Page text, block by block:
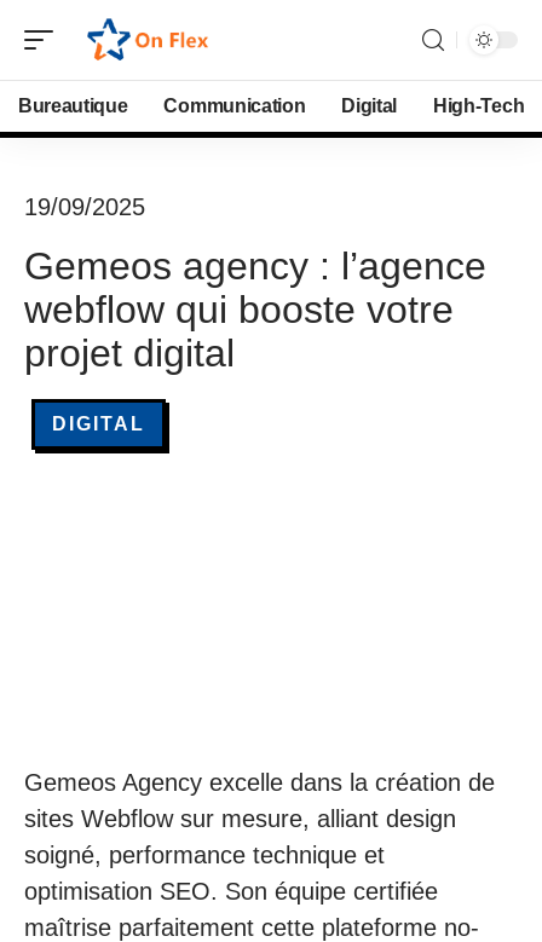
Bureautique Communication Digital High-Tech
19/09/2025
Gemeos agency : l’agence
webflow qui booste votre
projet digital
DIGITAL
Gemeos Agency excelle dans la création de
sites Webflow sur mesure, alliant design
soigné, performance technique et
optimisation SEO. Son équipe certifiée
maîtrise parfaitement cette plateforme no-